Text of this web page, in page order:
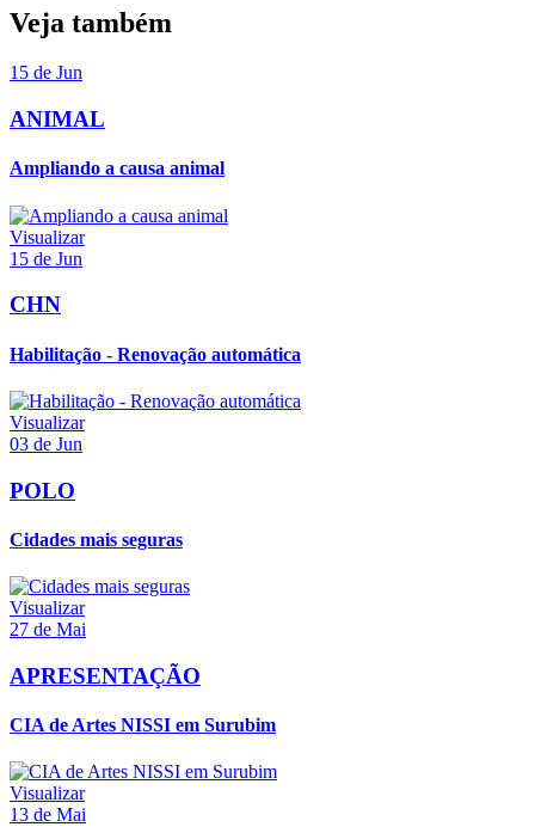
Veja também
15 de Jun
ANIMAL
Ampliando a causa animal
Visualizar
15 de Jun
CHN
Habilitação - Renovação automática
Visualizar
03 de Jun
POLO
Cidades mais seguras
Visualizar
27 de Mai
APRESENTAÇÃO
CIA de Artes NISSI em Surubim
Visualizar
13 de Mai